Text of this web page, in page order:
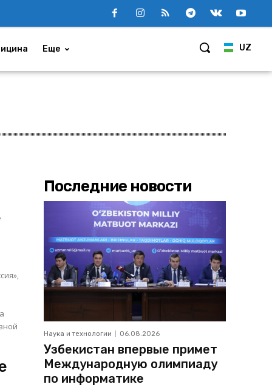
UZ
Еще
Последние новости
Наука и технологии 06.08.2026
Узбекистан впервые примет
Международную олимпиаду
по информатике